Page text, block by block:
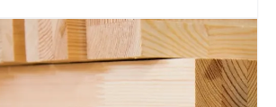
na ewentualne odchylenia oraz
błędów. Zastosowanie systemów
na większą precyzję, a także zwiększa
co jest niezbędne w dzisiejszym